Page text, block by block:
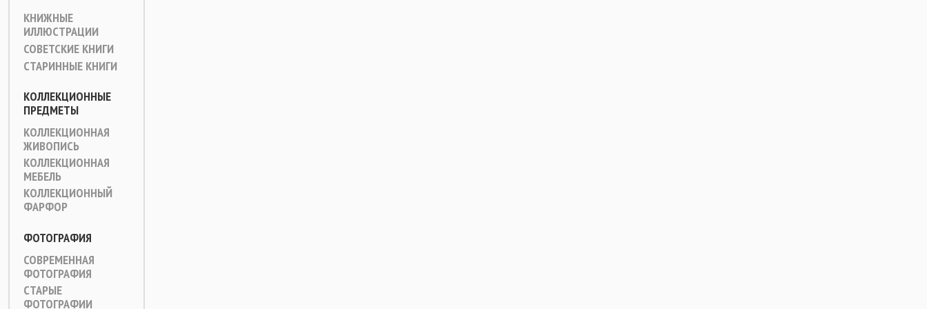
КНИЖНЫЕ
ИЛЛЮСТРАЦИИ
СОВЕТСКИЕ КНИГИ
СТАРИННЫЕ КНИГИ
КОЛЛЕКЦИОННЫЕ
ПРЕДМЕТЫ
КОЛЛЕКЦИОННАЯ
ЖИВОПИСЬ
КОЛЛЕКЦИОННАЯ
МЕБЕЛЬ
КОЛЛЕКЦИОННЫЙ
ФАРФОР
ФОТОГРАФИЯ
СОВРЕМЕННАЯ
ФОТОГРАФИЯ
СТАРЫЕ
ФОТОГРАФИИ